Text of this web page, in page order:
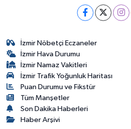
İzmir Nöbetçi Eczaneler
İzmir Hava Durumu
İzmir Namaz Vakitleri
İzmir Trafik Yoğunluk Haritası
Puan Durumu ve Fikstür
Tüm Manşetler
Son Dakika Haberleri
Haber Arşivi